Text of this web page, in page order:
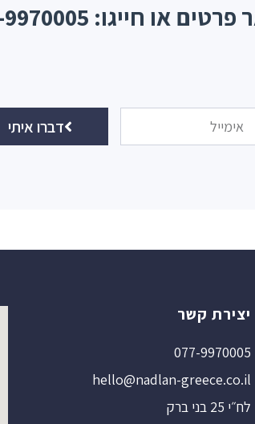
חייגו: 077-9970005
דברו איתי
יצירת קשר
077-9970005
hello@nadlan-greece.co.il
לח״י 25 בני ברק